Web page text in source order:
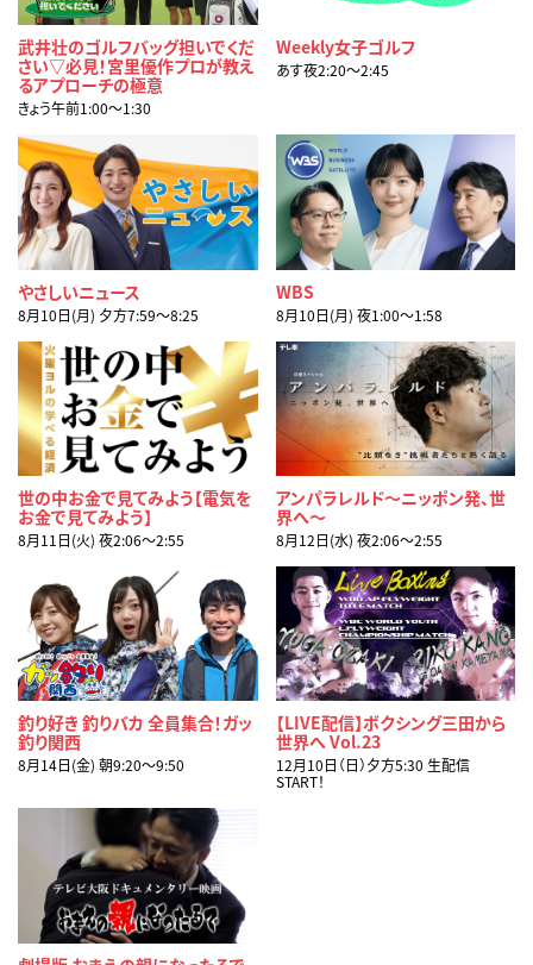
武井壮のゴルフバッグ担いでくだ
さい▽必見！宮里優作プロが教え
るアプローチの極意
きょう午前1:00〜1:30
Weekly女子ゴルフ
あす夜2:20〜2:45
やさしいニュース
8月10日(月) 夕方7:59〜8:25
WBS
8月10日(月) 夜1:00〜1:58
世の中お金で見てみよう【電気を
お金で見てみよう】
8月11日(火) 夜2:06〜2:55
アンパラレルド～ニッポン発、世
界へ～
8月12日(水) 夜2:06〜2:55
釣り好き 釣りバカ 全員集合！ガッ
釣り関西
8月14日(金) 朝9:20〜9:50
【LIVE配信】ボクシング三田から
世界へ Vol.23
12月10日（日）夕方5:30 生配信
START！